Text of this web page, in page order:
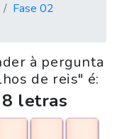
Fase 02
à pergunta
de reis" é:
letras